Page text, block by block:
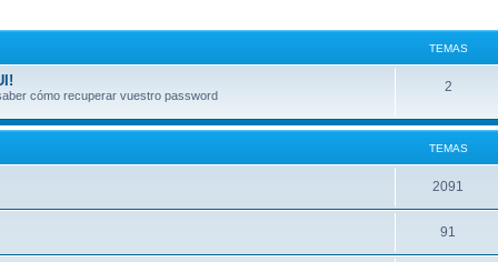
TEMAS
cómo recuperar vuestro password
2
TEMAS
2091
91